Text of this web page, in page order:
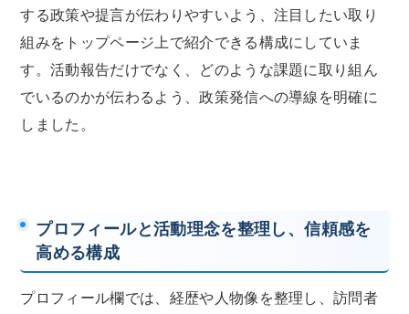
する政策や提言が伝わりやすいよう、注目したい取り
組みをトップページ上で紹介できる構成にしていま
す。活動報告だけでなく、どのような課題に取り組ん
でいるのかが伝わるよう、政策発信への導線を明確に
しました。
プロフィールと活動理念を整理し、信頼感を
高める構成
プロフィール欄では、経歴や人物像を整理し、訪問者